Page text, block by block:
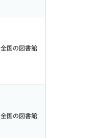
全国の図書館
全国の図書館